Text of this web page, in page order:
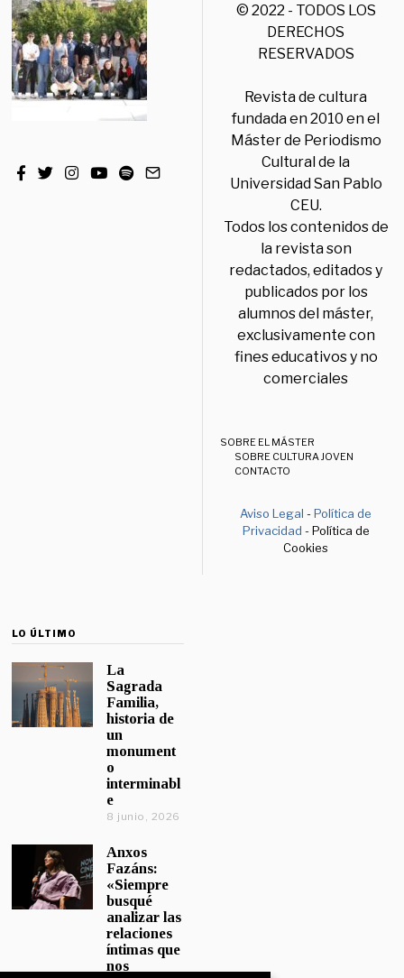
© 2022 - TODOS LOS
DERECHOS
RESERVADOS
Revista de cultura
fundada en 2010 en el
Máster de Periodismo
Cultural de la
Universidad San Pablo
CEU.
Todos los contenidos de
la revista son
redactados, editados y
publicados por los
alumnos del máster,
exclusivamente con
fines educativos y no
comerciales
SOBRE EL MÁSTER
SOBRE CULTURA JOVEN
CONTACTO
Aviso Legal -Política de
Privacidad - Política de
Cookies
LO ÚLTIMO
La
Sagrada
Familia,
historia de
un
monument
o
interminabl
e
8 junio, 2026
Anxos
Fazáns:
«Siempre
busqué
analizar las
relaciones
íntimas que
nos